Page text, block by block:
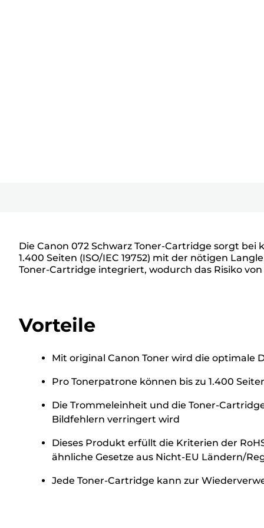
Die Canon 072 Schwarz Toner-Cartridge sorgt
1.400 Seiten (ISO/IEC 19752) mit der nötigen
Toner-Cartridge integriert, wodurch das Risiko
Vorteile
Mit original Canon Toner wird die optimale
Pro Tonerpatrone können bis zu 1.400
Die Trommeleinheit und die Toner-
Bildfehlern verringert wird
Dieses Produkt erfüllt die Kriterien der
ähnliche Gesetze aus Nicht-EU Ländern/
Jede Toner-Cartridge kann zur